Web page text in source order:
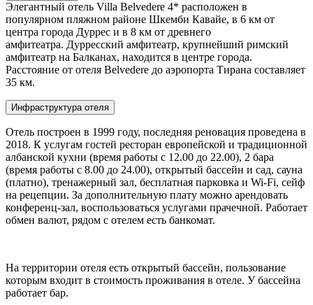
Элегантный отель Villa Belvedere 4* расположен в
популярном пляжном районе Шкемби Кавайе, в 6 км от
центра города Дуррес и в 8 км от древнего
амфитеатра. Дурресский амфитеатр, крупнейший римский
амфитеатр на Балканах, находится в центре города.
Расстояние от отеля Belvedere до аэропорта Тирана составляет
35 км.
Инфраструктура отеля
Отель построен в 1999 году, последняя реновация проведена в
2018. К услугам гостей ресторан европейской и традиционной
албанской кухни (время работы с 12.00 до 22.00), 2 бара
(время работы с 8.00 до 24.00), открытый бассейн и сад, сауна
(платно), тренажерный зал, бесплатная парковка и Wi-Fi, сейф
на рецепции. За дополнительную плату можно арендовать
конференц-зал, воспользоваться услугами прачечной. Работает
обмен валют, рядом с отелем есть банкомат.
На территории отеля есть открытый бассейн, пользование
которым входит в стоимость проживания в отеле. У бассейна
работает бар.